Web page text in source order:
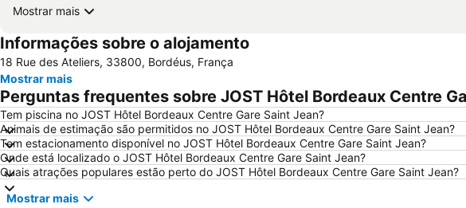
Mostrar mais
Informações sobre o alojamento
18 Rue des Ateliers, 33800, Bordéus, França
Mostrar mais
Perguntas frequentes sobre JOST Hôtel Bordeaux Centre
Tem piscina no JOST Hôtel Bordeaux Centre Gare Saint Jean?
Animais de estimação são permitidos no JOST Hôtel Bordeaux Centre Gare Saint Jean?
Tem estacionamento disponível no JOST Hôtel Bordeaux Centre Gare Saint Jean?
Onde está localizado o JOST Hôtel Bordeaux Centre Gare Saint Jean?
Quais atrações populares estão perto do JOST Hôtel Bordeaux Centre Gare Saint Jean?
Mostrar mais